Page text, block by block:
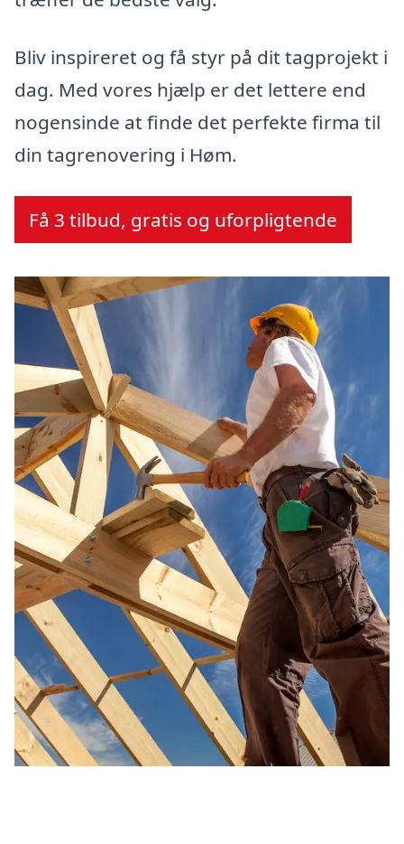
Bliv inspireret og få styr på dit tagprojekt i
dag. Med vores hjælp er det lettere end
nogensinde at finde det perfekte firma til
din tagrenovering i Høm.
Få 3 tilbud, gratis og uforpligtende